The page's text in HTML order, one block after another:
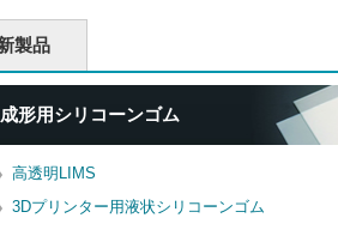
製品
成形用シリコーンゴム
高透明LIMS
3Dプリンター用液状シリコーンゴム